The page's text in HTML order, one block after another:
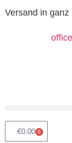
Versand in ganz
€0.00 0